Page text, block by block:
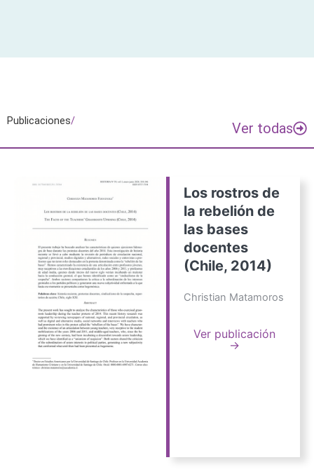
Publicaciones/ Ver todas
Los rostros de
la rebelión de
las bases
docentes
(Chile, 2014)
Christian Matamoros
Ver publicación
→